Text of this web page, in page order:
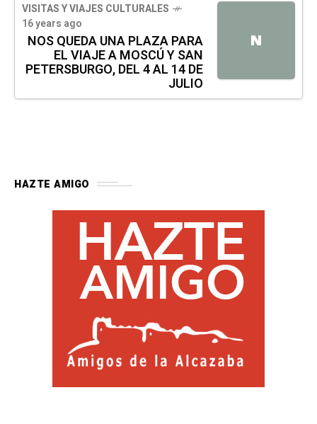
N
VISITAS Y VIAJES CULTURALES
16 years ago
NOS QUEDA UNA PLAZA PARA
EL VIAJE A MOSCÚ Y SAN
PETERSBURGO, DEL 4 AL 14 DE
JULIO
HAZTE AMIGO